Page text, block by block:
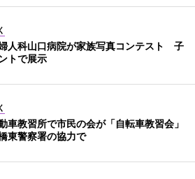
人科山口病院が家族写真コンテスト 子
トで展示
車教習所で市民の会が「自転車教習会」
東警察署の協力で